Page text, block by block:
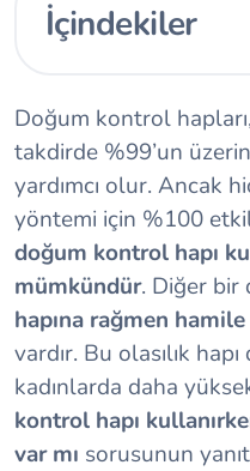
İçindekiler
Doğum kontrol
takdirde %99’un
yardımcı olur. Ancak
yöntemi için %100
doğum kontrol hapı
mümkündür. Diğer bir
hapına rağmen
vardır. Bu olasılık
kadınlarda daha
kontrol hapı
var mı sorusunun